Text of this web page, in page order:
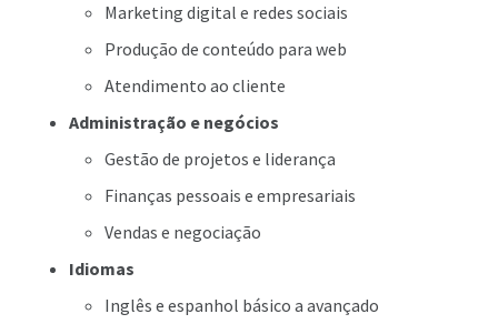
Marketing digital e redes sociais
Produção de conteúdo para web
Atendimento ao cliente
Administração e negócios
Gestão de projetos e liderança
Finanças pessoais e empresariais
Vendas e negociação
Idiomas
Inglês e espanhol básico a avançado